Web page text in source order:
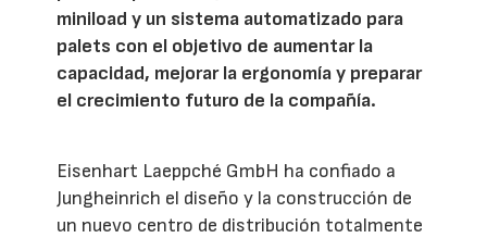
miniload y un sistema automatizado para
palets con el objetivo de aumentar la
capacidad, mejorar la ergonomía y preparar
el crecimiento futuro de la compañía.
Eisenhart Laeppché GmbH ha confiado a
Jungheinrich el diseño y la construcción de
un nuevo centro de distribución totalmente